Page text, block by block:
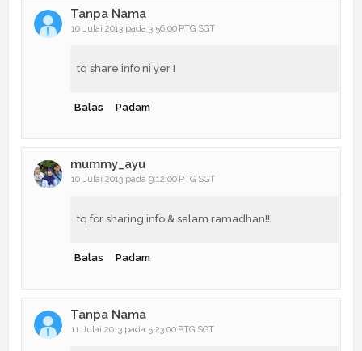
Tanpa Nama
10 Julai 2013 pada 3:56:00 PTG SGT
tq share info ni yer !
Balas Padam
mummy_ayu
10 Julai 2013 pada 9:12:00 PTG SGT
tq for sharing info & salam ramadhan!!!
Balas Padam
Tanpa Nama
11 Julai 2013 pada 5:23:00 PTG SGT